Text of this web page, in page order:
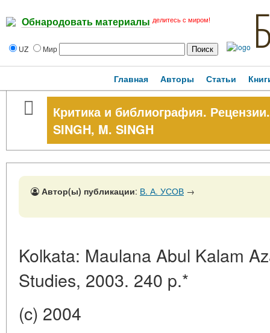
Обнародовать материалы делитесь с миром!
UZ Мир
Главная Авторы Статьи
Критика и библиография.
SINGH, M. SINGH
Автор(ы) публикации: В. А. УСОВ →
Kolkata: Maulana Abul Kalam
Studies, 2003. 240 p.*
(c) 2004